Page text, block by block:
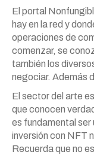
El portal
hay en la red y
operaciones de
comenzar, se
también los
negociar. Además
El sector del arte
que conocen
es fundamental ser
inversión con NFT
Recuerda que no